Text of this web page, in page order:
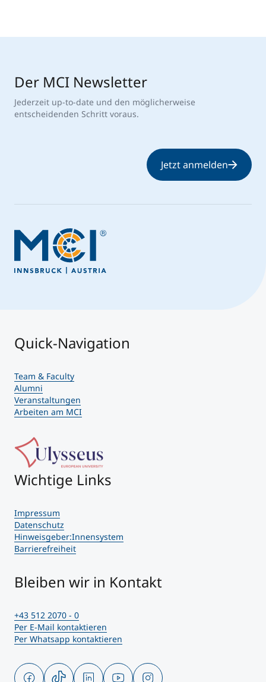
Der MCI Newsletter
Jederzeit up-to-date und den möglicherweise
entscheidenden Schritt voraus.
Jetzt anmelden
Quick-Navigation
Team & Faculty
Alumni
Veranstaltungen
Arbeiten am MCI
Wichtige Links
Impressum
Datenschutz
Hinweisgeber:Innensystem
Barrierefreiheit
Bleiben wir in Kontakt
+43 512 2070 - 0
Per E-Mail kontaktieren
Per Whatsapp kontaktieren